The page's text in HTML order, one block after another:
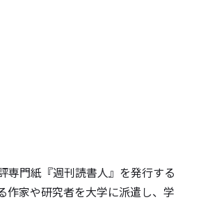
専門紙『週刊読書人』を発行する
作家や研究者を大学に派遣し、学